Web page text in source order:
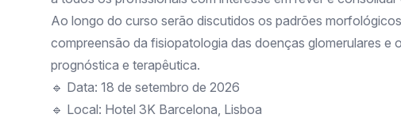
Ao longo do curso serão discutidos os padrões
compreensão da fisiopatologia das doenças glomerulares e
prognóstica e terapêutica.
🔹 Data: 18 de setembro de 2026
🔹 Local: Hotel 3K Barcelona, Lisboa